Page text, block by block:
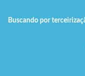
Buscando por